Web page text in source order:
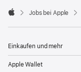

Jobs bei Apple
Einkaufen und mehr
Apple Wallet